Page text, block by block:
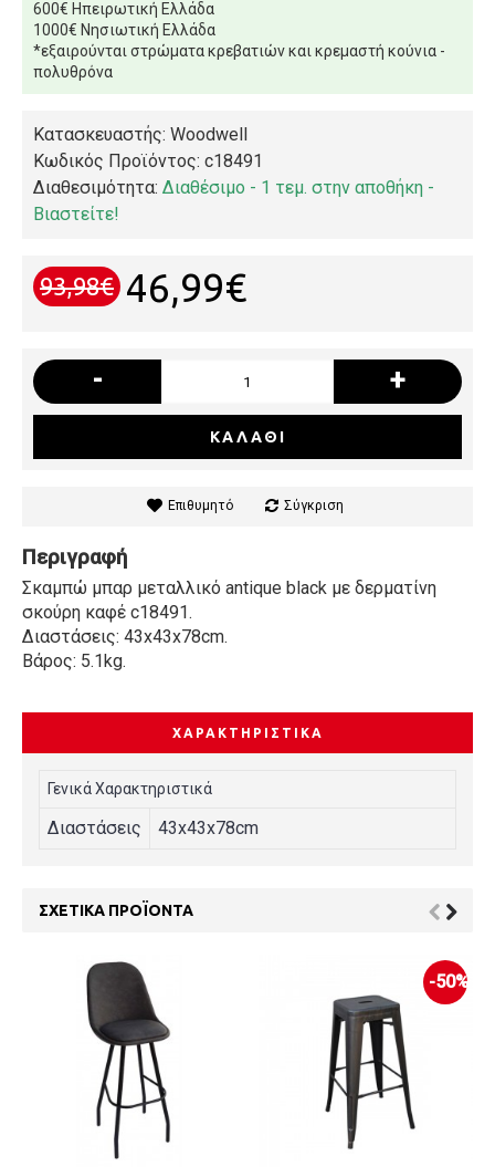
600€ Ηπειρωτική Ελλάδα
1000€ Νησιωτική Ελλάδα
*εξαιρούνται στρώματα κρεβατιών και κρεμαστή κούνια -
πολυθρόνα
Κατασκευαστής: Woodwell
Κωδικός Προϊόντος: c18491
Διαθεσιμότητα: Διαθέσιμο - 1 τεμ. στην αποθήκη -
Βιαστείτε!
93,98€ 46,99€
- +
ΚΑΛΆΘΙ
Επιθυμητό Σύγκριση
Περιγραφή
Σκαμπώ μπαρ μεταλλικό antique black με δερματίνη
σκούρη καφέ c18491.
Διαστάσεις: 43x43x78cm.
Βάρος: 5.1kg.
ΧΑΡΑΚΤΗΡΙΣΤΙΚΆ
Γενικά Χαρακτηριστικά
Διαστάσεις 43x43x78cm
ΣΧΕΤΙΚΆ ΠΡΟΪΌΝΤΑ
-50%